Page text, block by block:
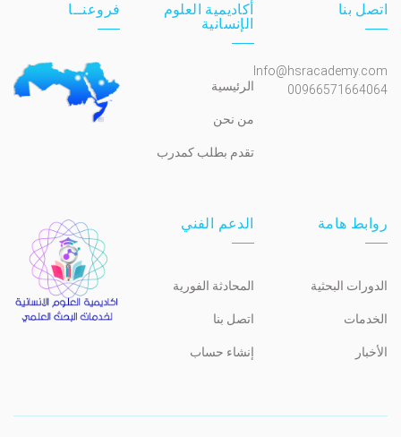
اتصل بنا
Info@hsracademy.com
00966571664064
أكاديمية العلوم
الإنسانية
الرئيسية
من نحن
تقدم بطلب كمدرب
فروعنــا
روابط هامة
الدورات البحثية
الخدمات
الأخبار
الدعم الفني
المحادثة الفورية
اتصل بنا
إنشاء حساب